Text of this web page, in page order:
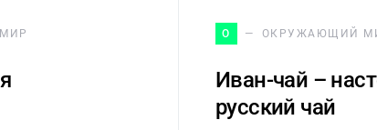
О ОКРУЖАЮЩИЙ
Иван-чай –
русский чай